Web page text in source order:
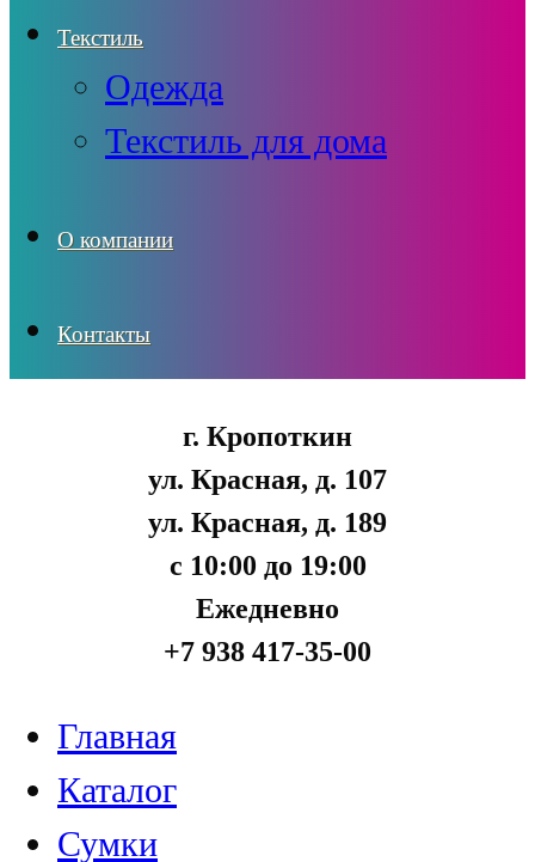
Текстиль
Одежда
Текстиль для дома
О компании
Контакты
г. Кропоткин
ул. Красная, д. 107
ул. Красная, д. 189
с 10:00 до 19:00
Ежедневно
+7 938 417-35-00
Главная
Каталог
Сумки